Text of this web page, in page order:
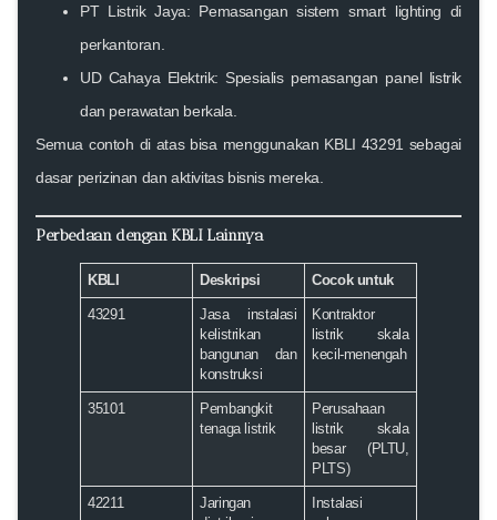
PT Listrik Jaya: Pemasangan sistem smart lighting di
perkantoran.
UD Cahaya Elektrik: Spesialis pemasangan panel listrik
dan perawatan berkala.
Semua contoh di atas bisa menggunakan KBLI 43291 sebagai
dasar perizinan dan aktivitas bisnis mereka.
Perbedaan dengan KBLI Lainnya
KBLI Deskripsi Cocok untuk
43291
Jasa instalasi
kelistrikan
bangunan dan
konstruksi
Kontraktor
listrik skala
kecil-menengah
35101
Pembangkit
tenaga listrik
Perusahaan
listrik skala
besar (PLTU,
PLTS)
42211
Jaringan
Instalasi